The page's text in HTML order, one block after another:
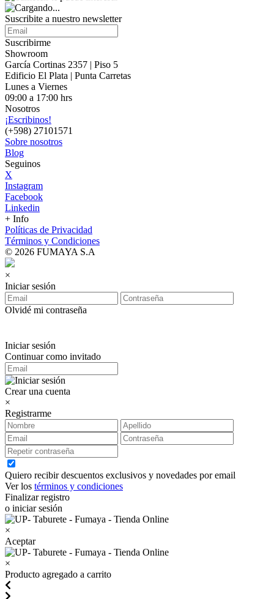
Suscribite a nuestro newsletter
Suscribirme
Showroom
García Cortinas 2357 | Piso 5
Edificio El Plata | Punta Carretas
Lunes a Viernes
09:00 a 17:00 hrs
Nosotros
¡Escribinos!
(+598) 27101571
Sobre nosotros
Blog
Seguinos
X
Instagram
Facebook
Linkedin
+ Info
Políticas de Privacidad
Términos y Condiciones
© 2026 FUMAYA S.A
×
Iniciar sesión
Olvidé mi contraseña
Iniciar sesión
Continuar como invitado
Crear una cuenta
×
Registrarme
Quiero recibir descuentos exclusivos y novedades por email
Ver los términos y condiciones
Finalizar registro
o iniciar sesión
×
Aceptar
×
Producto agregado a carrito